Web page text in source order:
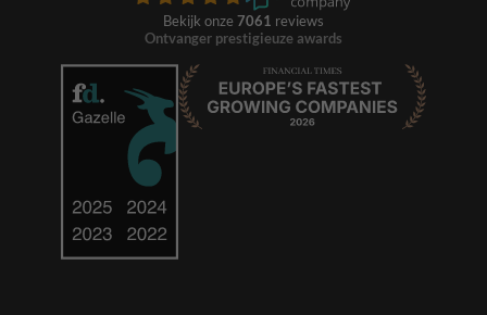
Bekijk onze 7061 reviews
Ontvanger prestigieuze awards